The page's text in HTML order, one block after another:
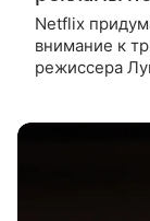
Netflix
внимание к
режиссера